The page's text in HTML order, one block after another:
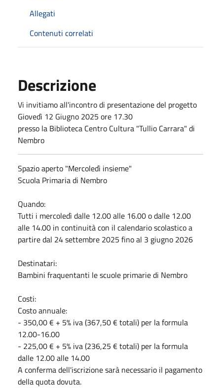
Allegati
Contenuti correlati
Descrizione
Vi invitiamo all'incontro di presentazione del progetto
Giovedì 12 Giugno 2025 ore 17.30
presso la Biblioteca Centro Cultura "Tullio Carrara" di
Nembro
Spazio aperto "Mercoledì insieme"
Scuola Primaria di Nembro
Quando:
Tutti i mercoledì dalle 12.00 alle 16.00 o dalle 12.00
alle 14.00 in continuità con il calendario scolastico a
partire dal 24 settembre 2025 fino al 3 giugno 2026
Destinatari:
Bambini fraquentanti le scuole primarie di Nembro
Costi:
Costo annuale:
- 350,00 € + 5% iva (367,50 € totali) per la formula
12.00-16.00
- 225,00 € + 5% iva (236,25 € totali) per la formula
dalle 12.00 alle 14.00
A conferma dell'iscrizione sarà necessario il pagamento
della quota dovuta.